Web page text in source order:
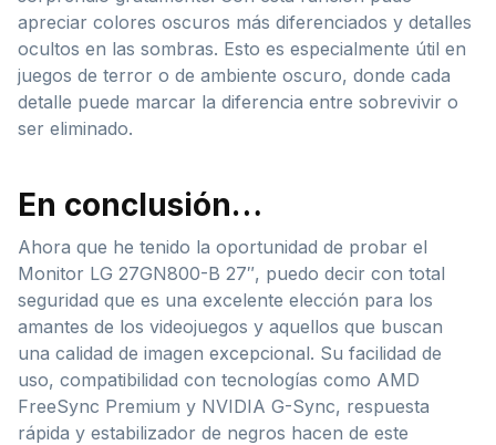
apreciar colores oscuros más diferenciados y detalles
ocultos en las sombras. Esto es especialmente útil en
juegos de terror o de ambiente oscuro, donde cada
detalle puede marcar la diferencia entre sobrevivir o
ser eliminado.
En conclusión…
Ahora que he tenido la oportunidad de probar el
Monitor LG 27GN800-B 27″, puedo decir con total
seguridad que es una excelente elección para los
amantes de los videojuegos y aquellos que buscan
una calidad de imagen excepcional. Su facilidad de
uso, compatibilidad con tecnologías como AMD
FreeSync Premium y NVIDIA G-Sync, respuesta
rápida y estabilizador de negros hacen de este